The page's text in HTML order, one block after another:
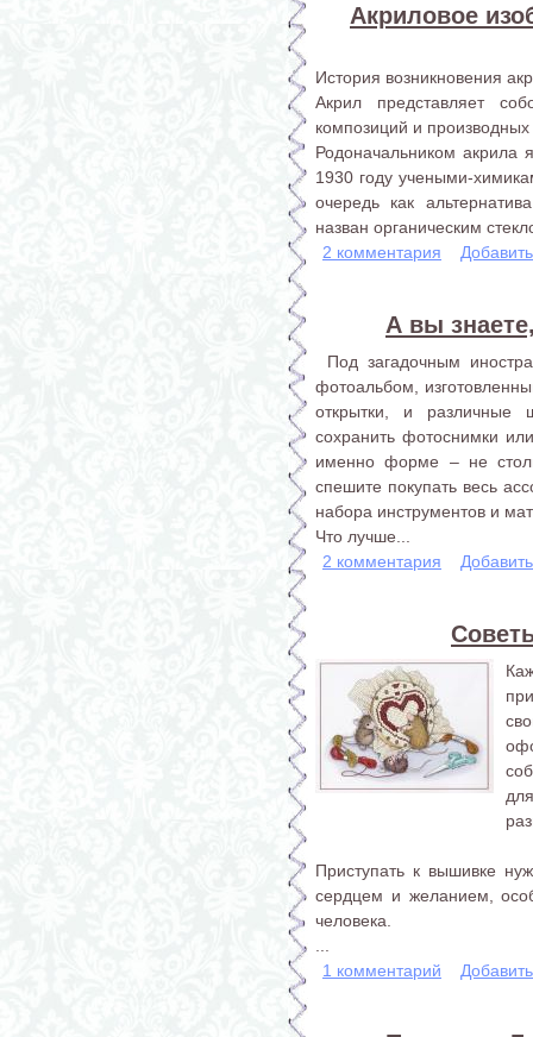
Акриловое
История возникновения
Акрил представляет
композиций и
Родоначальником акрила
1930 году учеными-
очередь как
назван органическим
2 комментария
А вы
Под загадочным
фотоальбом,
открытки, и различные
сохранить фотоснимки
именно форме – не
спешите покупать весь
набора инструментов и
Что лучше...
2 комментария
Приступать к вышивке
сердцем и желанием,
человека.
1 комментарий